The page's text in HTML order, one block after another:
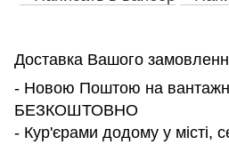
Доставка Вашого
- Новою Поштою на
БЕЗКОШТОВНО
- Кур'єрами додому у місті,